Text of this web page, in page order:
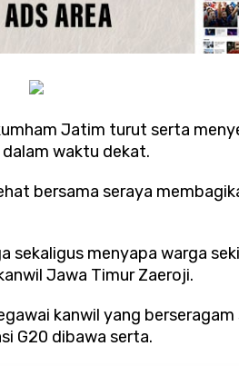
Jatim turut serta
waktu dekat.
bersama seraya
sekaligus menyapa warga
Jawa Timur Zaeroji.
kanwil yang
G20 dibawa serta.